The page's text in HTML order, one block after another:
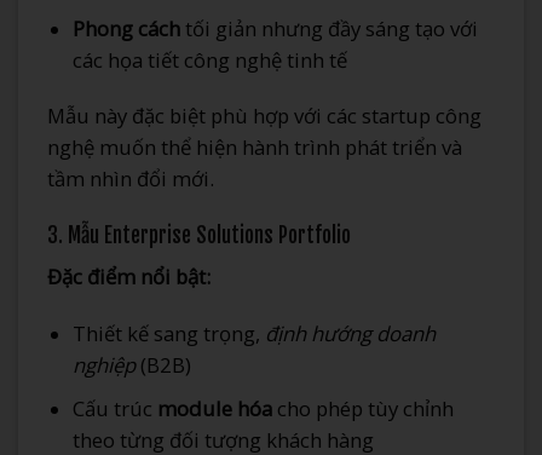
Phong cáchtối giản nhưng đầy sáng tạo với
các họa tiết công nghệ tinh tế
Mẫu này đặc biệt phù hợp với các startup công
nghệ muốn thể hiện hành trình phát triển và
tầm nhìn đổi mới.
3. Mẫu Enterprise Solutions Portfolio
Đặc điểm nổi bật:
Thiết kế sang trọng, định hướng doanh
nghiệp(B2B)
Cấu trúc module hóacho phép tùy chỉnh
theo từng đối tượng khách hàng